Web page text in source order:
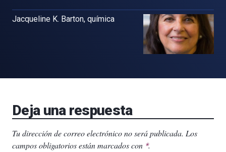
Jacqueline K. Barton, química
Deja una respuesta
Tu dirección de correo electrónico no será publicada. Los
campos obligatorios están marcados con *.